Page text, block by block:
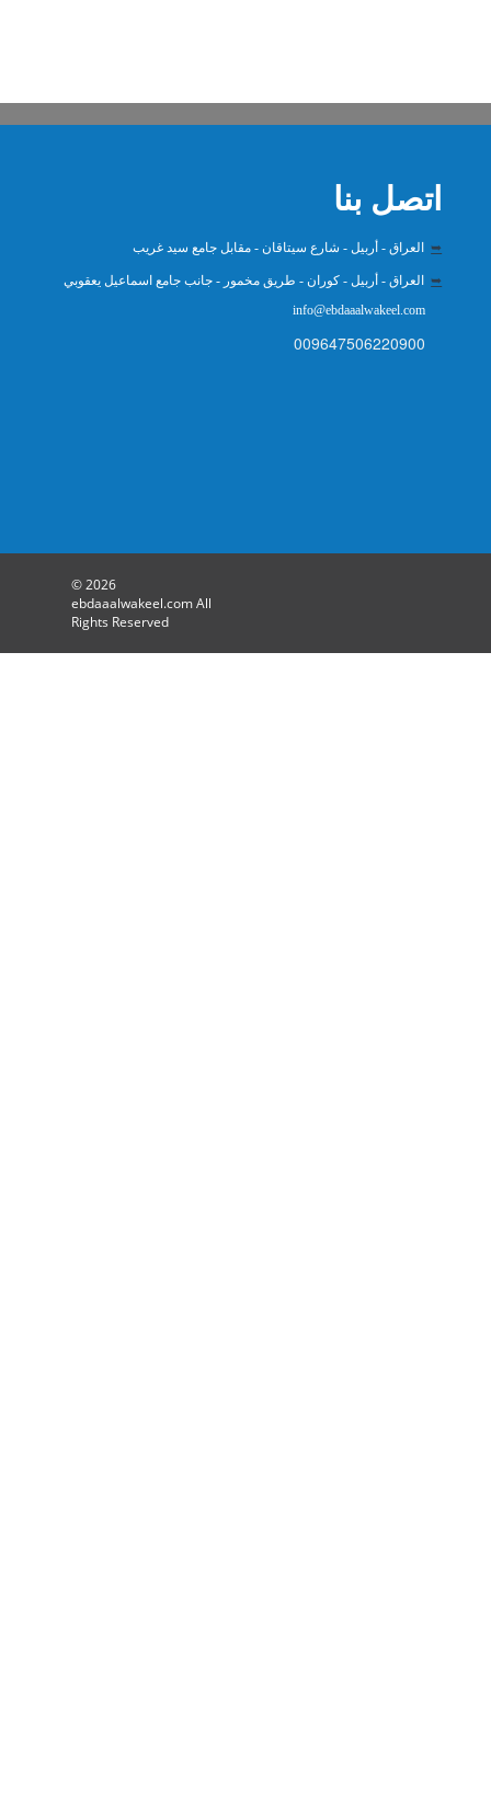
اتصل بنا
➥ العراق - أربيل - شارع سيتاقان - مقابل جامع سيد غريب
➥العراق - أربيل - كوران - طريق مخمور - جانب جامع اسماعيل يعقوبي
info@ebdaaalwakeel.com
009647506220900
© 2026
ebdaaalwakeel.com All
Rights Reserved